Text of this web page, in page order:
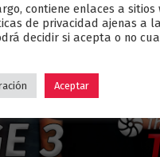
septiembre 26, 2024
i30N Stage 3 –
contiene enlaces a
de privacidad ajenas a
decidir si acepta o no
Aceptar